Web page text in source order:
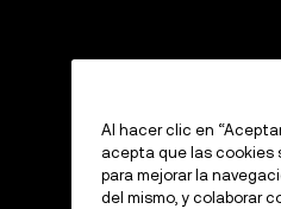
Al hacer clic en
acepta que las cookies
para mejorar la
del mismo, y colaborar